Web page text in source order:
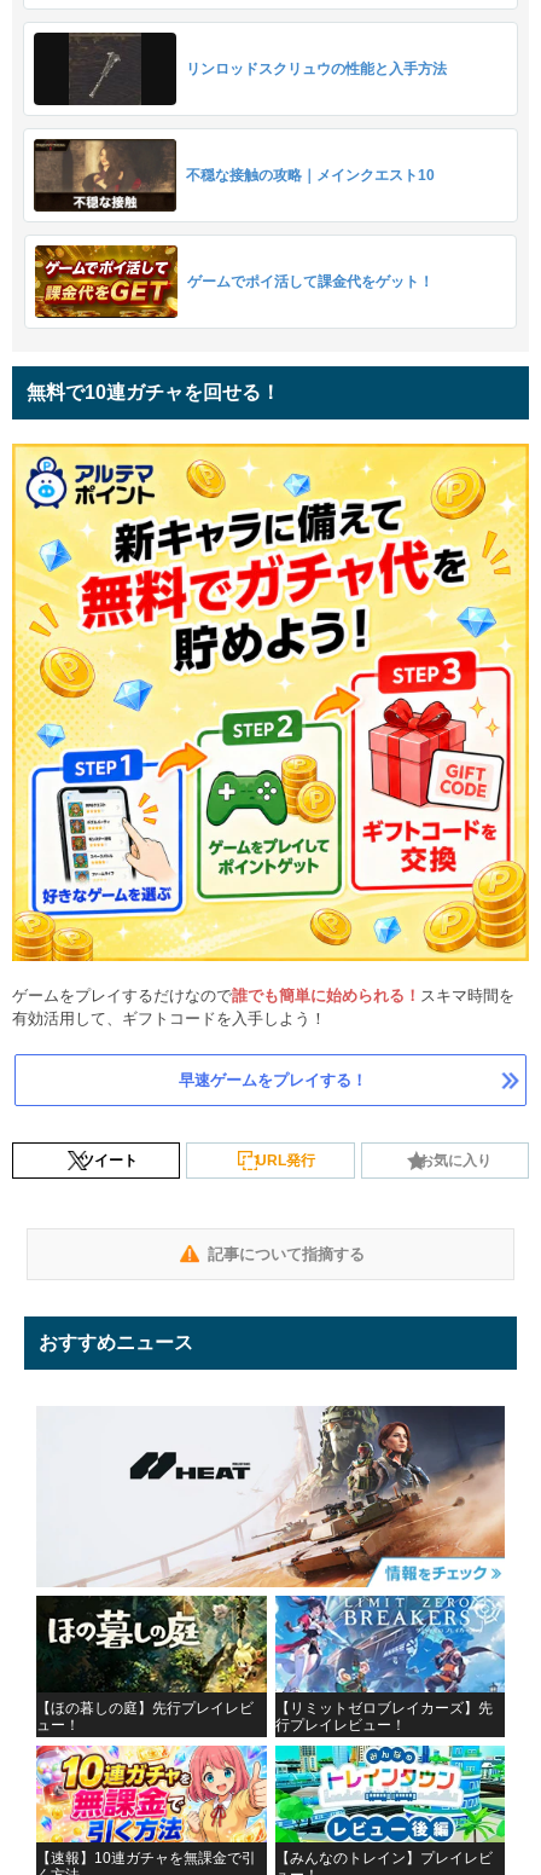
リンロッドスクリュウの性能と入手方法
不穏な接触の攻略｜メインクエスト10
ゲームでポイ活して課金代をゲット！
無料で10連ガチャを回せる！
ゲームをプレイするだけなので誰でも簡単に始められる！ スキマ時間を
有効活用して、ギフトコードを入手しよう！
早速ゲームをプレイする！
ツイート URL発行 お気に入り
記事について指摘する
おすすめニュース
【ほの暮しの庭】先行プレイレビ
ュー！
【リミットゼロブレイカーズ】先
行プレイレビュー！
【速報】10連ガチャを無課金で引
【みんなのトレイン】プレイレビ